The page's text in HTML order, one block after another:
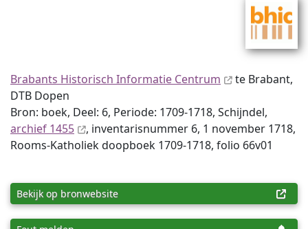
Brabants Historisch Informatie Centrum
te Brabant,
DTB Dopen
Bron: boek, Deel: 6, Periode: 1709-1718, Schijndel,
archief 1455
, inventaris­num­mer 6, 1 november 1718,
Rooms-Katholiek doopboek 1709-1718, folio 66v01
Bekijk op bronwebsite